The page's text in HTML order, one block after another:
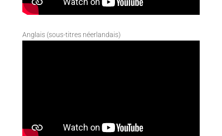
Anglais (sous-titres néerlandais)